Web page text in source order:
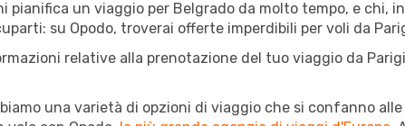
pianifica un viaggio per Belgrado da molto tempo, e chi,
su Opodo, troverai offerte imperdibili per voli da
relative alla prenotazione del tuo viaggio da
una varietà di opzioni di viaggio che si confanno